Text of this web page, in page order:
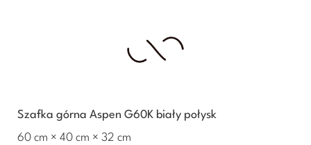
Szafka górna Aspen G60K biały połysk
60 cm × 40 cm × 32 cm